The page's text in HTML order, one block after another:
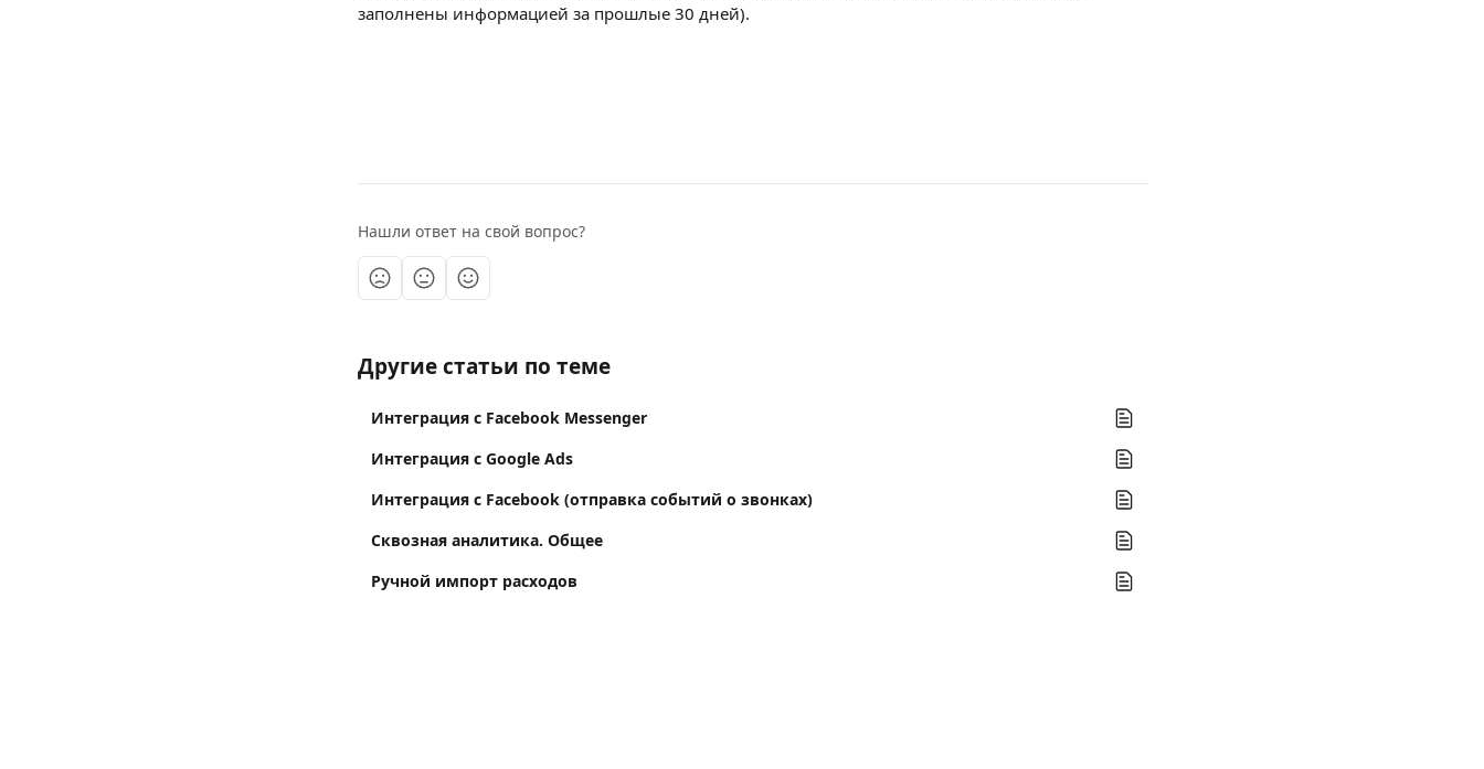
заполнены информацией за прошлые 30 дней).
Нашли ответ на свой вопрос?
Другие статьи по теме
Интеграция с Facebook Messenger
Интеграция с Google Ads
Интеграция с Facebook (отправка событий о звонках)
Сквозная аналитика. Общее
Ручной импорт расходов